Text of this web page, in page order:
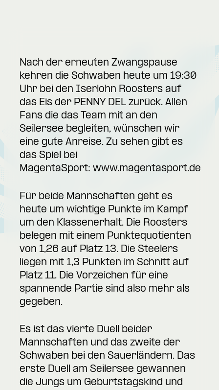
Nach der erneuten Zwangspause
kehren die Schwaben heute um 19:30
Uhr bei den Iserlohn Roosters auf
das Eis der PENNY DEL zurück. Allen
Fans die das Team mit an den
Seilersee begleiten, wünschen wir
eine gute Anreise. Zu sehen gibt es
das Spiel bei
MagentaSport: www.magentasport.de
Für beide Mannschaften geht es
heute um wichtige Punkte im Kampf
um den Klassenerhalt. Die Roosters
belegen mit einem Punktequotienten
von 1,26 auf Platz 13. Die Steelers
liegen mit 1,3 Punkten im Schnitt auf
Platz 11. Die Vorzeichen für eine
spannende Partie sind also mehr als
gegeben.
Es ist das vierte Duell beider
Mannschaften und das zweite der
Schwaben bei den Sauerländern. Das
erste Duell am Seilersee gewannen
die Jungs um Geburtstagskind und